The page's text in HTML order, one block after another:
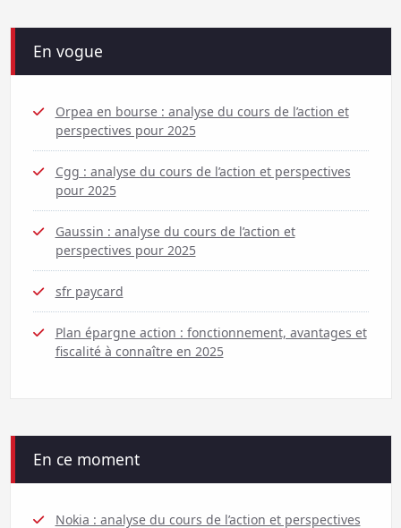
En vogue
Orpea en bourse : analyse du cours de l’action et
perspectives pour 2025
Cgg : analyse du cours de l’action et perspectives
pour 2025
Gaussin : analyse du cours de l’action et
perspectives pour 2025
sfr paycard
Plan épargne action : fonctionnement, avantages et
fiscalité à connaître en 2025
En ce moment
Nokia : analyse du cours de l’action et perspectives